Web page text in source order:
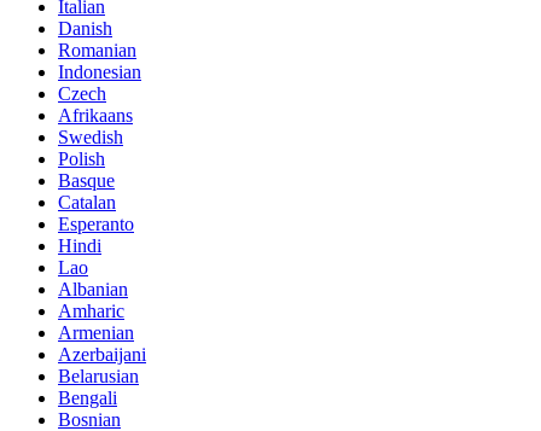
Italian
Danish
Romanian
Indonesian
Czech
Afrikaans
Swedish
Polish
Basque
Catalan
Esperanto
Hindi
Lao
Albanian
Amharic
Armenian
Azerbaijani
Belarusian
Bengali
Bosnian